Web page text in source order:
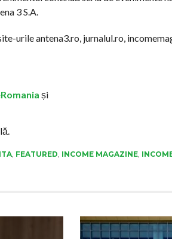
3 S.A.
urile antena3.ro, jurnalul.ro,
și
, FEATURED, INCOME MAGAZINE,